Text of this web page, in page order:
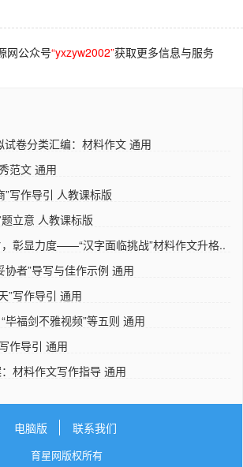
网公众号“yxzyw2002”获取更多信息与服务
卷分类汇编：材料作文 通用
范文 通用
”写作导引 人教课标版
立意 人教课标版
彰显力度——“汉字面临挑战”材料作文升格..
协者”导写与佳作示例 通用
”写作导引 通用
毕福剑不雅视频”等五则 通用
作导引 通用
材料作文写作指导 通用
电脑版 联系我们
育星网版权所有